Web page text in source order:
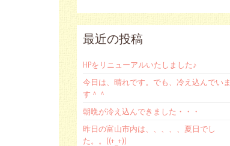
最近の投稿
HPをリニューアルいたしました♪
今日は、晴れです。でも、冷え込んでいま
す＾＾
朝晩が冷え込んできました・・・
昨日の富山市内は、、、、、夏日でし
た。。((+_+))